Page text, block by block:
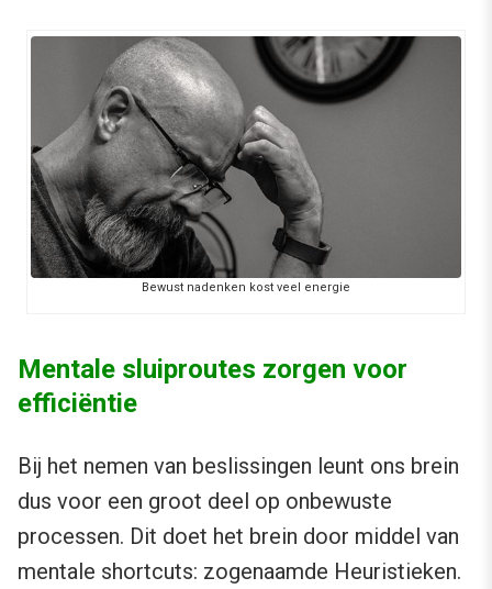
Bewust nadenken kost veel energie
Mentale sluiproutes zorgen voor
efficiëntie
Bij het nemen van beslissingen leunt ons brein
dus voor een groot deel op onbewuste
processen. Dit doet het brein door middel van
mentale shortcuts: zogenaamde Heuristieken.